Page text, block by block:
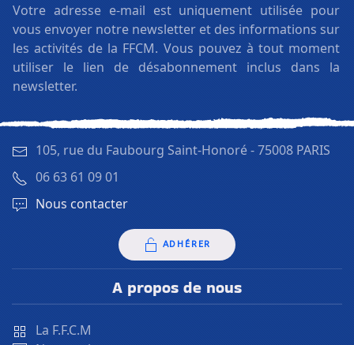
Votre adresse e-mail est uniquement utilisée pour
vous envoyer notre newsletter et des informations sur
les activités de la FFCM. Vous pouvez à tout moment
utiliser le lien de désabonnement inclus dans la
newsletter.
105, rue du Faubourg Saint-Honoré -75008 PARIS
06 63 61 09 01
Nous contacter
ADHÉRER
A propos de nous
La F.F.C.M